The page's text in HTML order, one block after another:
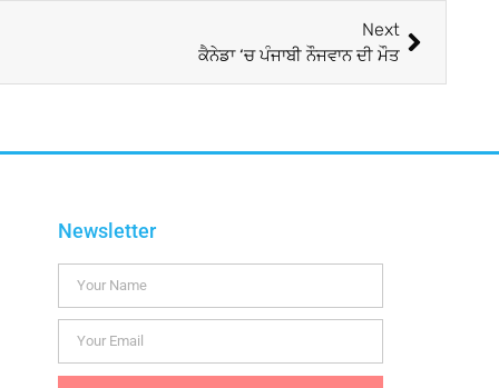
Next
ਕੈਨੇਡਾ ‘ਚ ਪੰਜਾਬੀ ਨੌਜਵਾਨ ਦੀ ਮੌਤ
Newsletter